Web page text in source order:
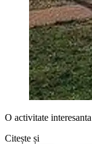
O activitate
Citește și